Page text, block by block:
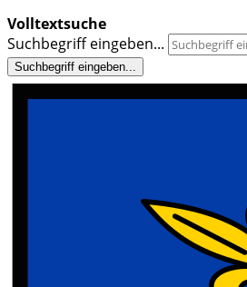
Volltextsuche
Suchbegriff eingeben...
Suchbegriff eingeben...